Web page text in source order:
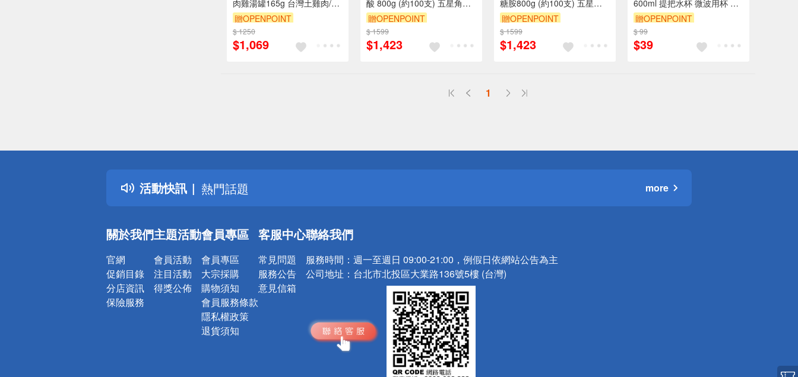
肉雞湯罐165g 台灣土雞肉/紅
蘿蔔/南瓜 胺基酸 營養素 膳食
纖維 全犬適用
贈OPENPOINT
$ 1250
$1,069
酸 800g (約100支) 五星角潔
牙骨 狗零食 清除牙齒汙垢
贈OPENPOINT
$ 1599
$1,423
糖胺800g (約100支) 五星角
潔牙骨 狗零食 清除牙齒汙垢
贈OPENPOINT
$ 1599
$1,423
600ml 提把水杯 微波用杯 水
杯 咖啡杯 泡麵杯 馬克杯 燕麥
杯 湯杯 提把杯
贈OPENPOINT
$ 99
$39
1
活動快訊
詐騙網頁！請小心！
得獎公告
熱門話題
銀行優惠
詐騙網頁！請小心！
more
關於我們
官網
促銷目錄
分店資訊
保險服務
主題活動
會員活動
注目活動
得獎公佈
會員專區
會員專區
大宗採購
購物須知
會員服務條款
隱私權政策
退貨須知
客服中心
常見問題
服務公告
意見信箱
聯絡我們
服務時間： 週一至週日 09:00-21:00，例假日依網站公告為主
公司地址： 台北市北投區大業路136號5樓 (台灣)